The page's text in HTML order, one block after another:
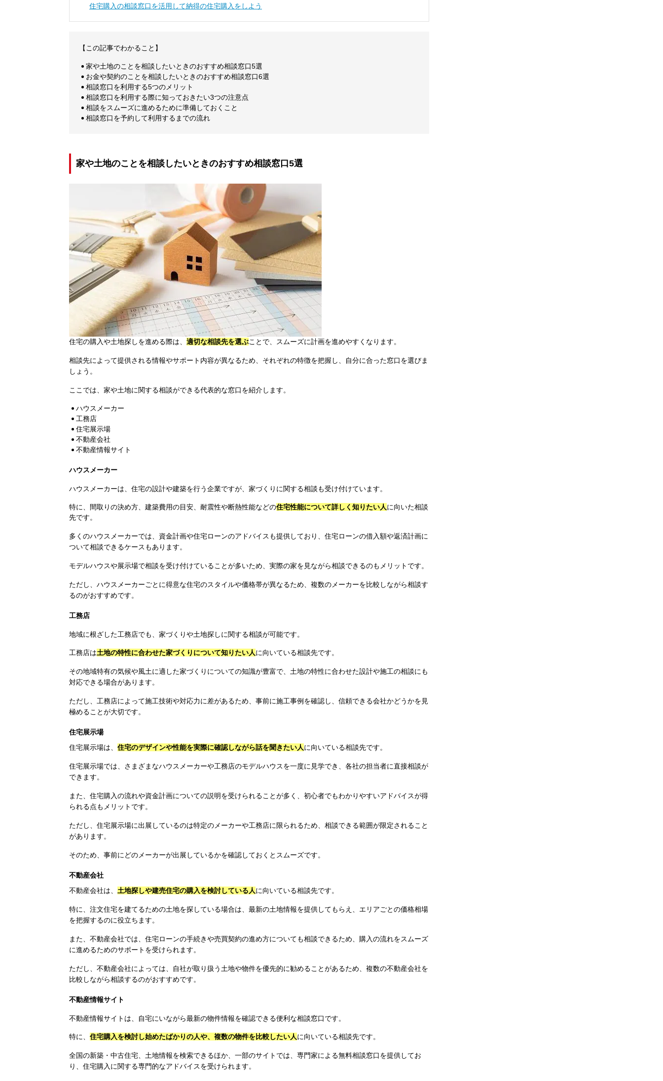
住宅購入の相談窓口を活用して納得の住宅購入をしよう
【この記事でわかること】
家や土地のことを相談したいときのおすすめ相談窓口5選
お金や契約のことを相談したいときのおすすめ相談窓口6選
相談窓口を利用する5つのメリット
相談窓口を利用する際に知っておきたい3つの注意点
相談をスムーズに進めるために準備しておくこと
相談窓口を予約して利用するまでの流れ
家や土地のことを相談したいときのおすすめ相談窓口5選
住宅の購入や土地探しを進める際は、 適切な相談先を選ぶことで、スムーズに計画を進めやすくなります。
相談先によって提供される情報やサポート内容が異なるため、それぞれの特徴を把握し、自分に合った窓口を選びま
しょう。
ここでは、家や土地に関する相談ができる代表的な窓口を紹介します。
ハウスメーカー
工務店
住宅展示場
不動産会社
不動産情報サイト
ハウスメーカー
ハウスメーカーは、住宅の設計や建築を行う企業ですが、家づくりに関する相談も受け付けています。
特に、間取りの決め方、建築費用の目安、耐震性や断熱性能などの住宅性能について詳しく知りたい人に向いた相談
先です。
多くのハウスメーカーでは、資金計画や住宅ローンのアドバイスも提供しており、住宅ローンの借入額や返済計画に
ついて相談できるケースもあります。
モデルハウスや展示場で相談を受け付けていることが多いため、実際の家を見ながら相談できるのもメリットです。
ただし、ハウスメーカーごとに得意な住宅のスタイルや価格帯が異なるため、複数のメーカーを比較しながら相談す
るのがおすすめです。
工務店
地域に根ざした工務店でも、家づくりや土地探しに関する相談が可能です。
工務店は土地の特性に合わせた家づくりについて知りたい人に向いている相談先です。
その地域特有の気候や風土に適した家づくりについての知識が豊富で、土地の特性に合わせた設計や施工の相談にも
対応できる場合があります。
ただし、工務店によって施工技術や対応力に差があるため、事前に施工事例を確認し、信頼できる会社かどうかを見
極めることが大切です。
住宅展示場
住宅展示場は、 住宅のデザインや性能を実際に確認しながら話を聞きたい人に向いている相談先です。
住宅展示場では、さまざまなハウスメーカーや工務店のモデルハウスを一度に見学でき、各社の担当者に直接相談が
できます。
また、住宅購入の流れや資金計画についての説明を受けられることが多く、初心者でもわかりやすいアドバイスが得
られる点もメリットです。
ただし、住宅展示場に出展しているのは特定のメーカーや工務店に限られるため、相談できる範囲が限定されること
があります。
そのため、事前にどのメーカーが出展しているかを確認しておくとスムーズです。
不動産会社
不動産会社は、 土地探しや建売住宅の購入を検討している人に向いている相談先です。
特に、注文住宅を建てるための土地を探している場合は、最新の土地情報を提供してもらえ、エリアごとの価格相場
を把握するのに役立ちます。
また、不動産会社では、住宅ローンの手続きや売買契約の進め方についても相談できるため、購入の流れをスムーズ
に進めるためのサポートを受けられます。
ただし、不動産会社によっては、自社が取り扱う土地や物件を優先的に勧めることがあるため、複数の不動産会社を
比較しながら相談するのがおすすめです。
不動産情報サイト
不動産情報サイトは、自宅にいながら最新の物件情報を確認できる便利な相談窓口です。
特に、 住宅購入を検討し始めたばかりの人や、複数の物件を比較したい人に向いている相談先です。
全国の新築・中古住宅、土地情報を検索できるほか、一部のサイトでは、専門家による無料相談窓口を提供してお
り、住宅購入に関する専門的なアドバイスを受けられます。